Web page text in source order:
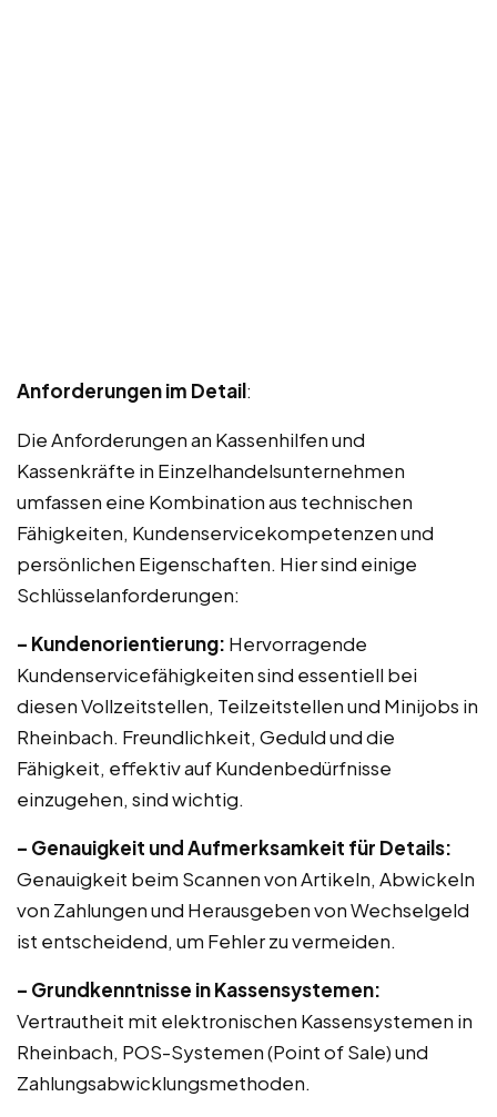
Anforderungen im Detail:
Die Anforderungen an Kassenhilfen und
Kassenkräfte in Einzelhandelsunternehmen
umfassen eine Kombination aus technischen
Fähigkeiten, Kundenservicekompetenzen und
persönlichen Eigenschaften. Hier sind einige
Schlüsselanforderungen:
– Kundenorientierung: Hervorragende
Kundenservicefähigkeiten sind essentiell bei
diesen Vollzeitstellen, Teilzeitstellen und Minijobs in
Rheinbach. Freundlichkeit, Geduld und die
Fähigkeit, effektiv auf Kundenbedürfnisse
einzugehen, sind wichtig.
– Genauigkeit und Aufmerksamkeit für Details:
Genauigkeit beim Scannen von Artikeln, Abwickeln
von Zahlungen und Herausgeben von Wechselgeld
ist entscheidend, um Fehler zu vermeiden.
– Grundkenntnisse in Kassensystemen:
Vertrautheit mit elektronischen Kassensystemen in
Rheinbach, POS-Systemen (Point of Sale) und
Zahlungsabwicklungsmethoden.